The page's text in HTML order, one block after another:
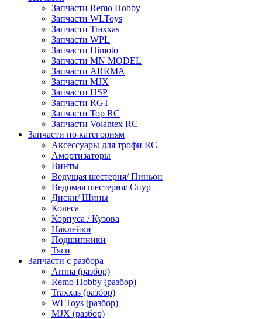
Запчасти Remo Hobby
Запчасти WLToys
Запчасти Traxxas
Запчасти WPL
Запчасти Himoto
Запчасти MN MODEL
Запчасти ARRMA
Запчасти MJX
Запчасти HSP
Запчасти RGT
Запчасти Top RC
Запчасти Volantex RC
Запчасти по категориям
Аксессуары для трофи RC
Амортизаторы
Винты
Ведущая шестерня/ Пиньон
Ведомая шестерня/ Спур
Диски/ Шины
Колеса
Корпуса / Кузова
Наклейки
Подшипники
Тяги
Запчасти с разбора
Arrma (разбор)
Remo Hobby (разбор)
Traxxas (разбор)
WLToys (разбор)
MJX (разбор)